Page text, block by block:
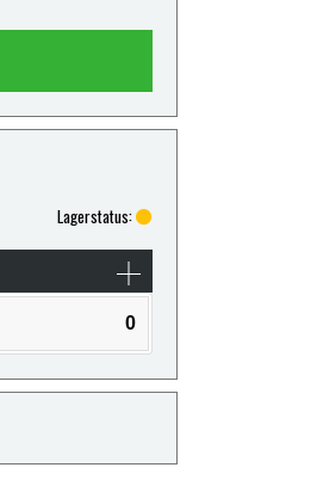
Lagerstatus:
0